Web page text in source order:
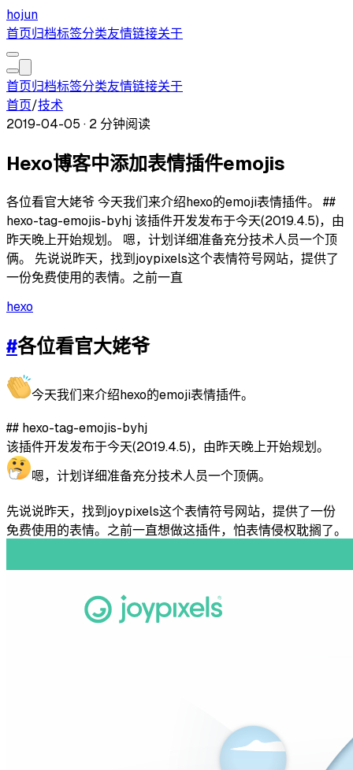
hojun
首页归档标签分类友情链接关于
首页归档标签分类友情链接关于
首页/技术
2019-04-05 · 2 分钟阅读
Hexo博客中添加表情插件emojis
各位看官大姥爷 今天我们来介绍hexo的emoji表情插件。 ##
hexo-tag-emojis-byhj 该插件开发发布于今天(2019.4.5)，由
昨天晚上开始规划。 嗯，计划详细准备充分技术人员一个顶
俩。 先说说昨天，找到joypixels这个表情符号网站，提供了
一份免费使用的表情。之前一直
hexo
#各位看官大姥爷
今天我们来介绍hexo的emoji表情插件。
## hexo-tag-emojis-byhj
该插件开发发布于今天(2019.4.5)，由昨天晚上开始规划。
嗯，计划详细准备充分技术人员一个顶俩。
先说说昨天，找到joypixels这个表情符号网站，提供了一份
免费使用的表情。之前一直想做这插件，怕表情侵权耽搁了。